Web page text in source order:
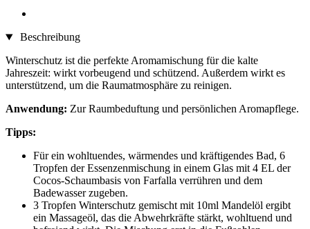
Beschreibung
Winterschutz ist die perfekte Aromamischung für die kalte
Jahreszeit: wirkt vorbeugend und schützend. Außerdem wirkt es
unterstützend, um die Raumatmosphäre zu reinigen.
Anwendung: Zur Raumbeduftung und persönlichen Aromapflege.
Tipps:
Für ein wohltuendes, wärmendes und kräftigendes Bad, 6
Tropfen der Essenzenmischung in einem Glas mit 4 EL der
Cocos-Schaumbasis von Farfalla verrühren und dem
Badewasser zugeben.
3 Tropfen Winterschutz gemischt mit 10ml Mandelöl ergibt
ein Massageöl, das die Abwehrkräfte stärkt, wohltuend und